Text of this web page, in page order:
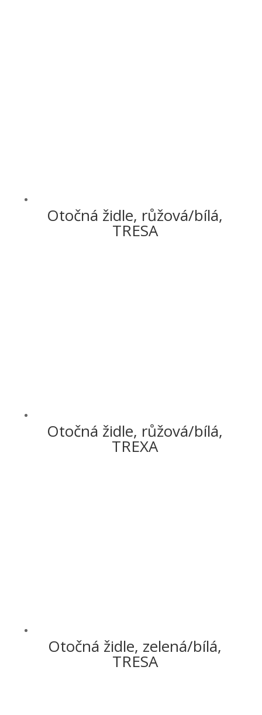
Otočná židle, růžová/bílá,
TRESA
Otočná židle, růžová/bílá,
TREXA
Otočná židle, zelená/bílá,
TRESA